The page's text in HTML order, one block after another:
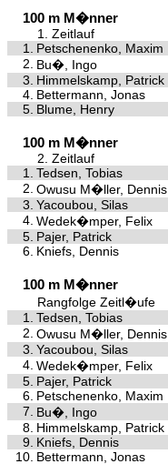
100 m M�nner
1. Zeitlauf
1.
Petschenenko, Maxim
2. Bu�, Ingo
3. Himmelskamp, Patrick
4. Bettermann, Jonas
5. Blume, Henry
100 m M�nner
2. Zeitlauf
1.
Tedsen, Tobias
2. Owusu M�ller, Dennis
3. Yacoubou, Silas
4. Wedek�mper, Felix
5. Pajer, Patrick
6. Kniefs, Dennis
100 m M�nner
Rangfolge Zeitl�ufe
1.
Tedsen, Tobias
2. Owusu M�ller, Dennis
3. Yacoubou, Silas
4. Wedek�mper, Felix
5. Pajer, Patrick
6. Petschenenko, Maxim
7. Bu�, Ingo
8. Himmelskamp, Patrick
9. Kniefs, Dennis
10. Bettermann, Jonas